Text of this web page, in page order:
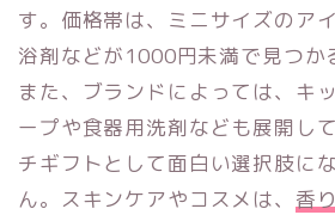
す。価格帯は、ミニサイズのア
浴剤などが1000円未満で見つか
また、ブランドによっては、キ
ープや食器用洗剤なども展開し
チギフトとして面白い選択肢に
ん。スキンケアやコスメは、 香